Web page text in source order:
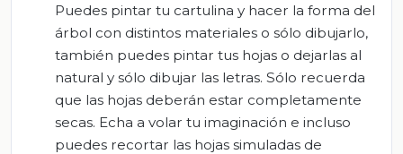
Puedes pintar tu cartulina y hacer la forma del
árbol con distintos materiales o sólo dibujarlo,
también puedes pintar tus hojas o dejarlas al
natural y sólo dibujar las letras. Sólo recuerda
que las hojas deberán estar completamente
secas. Echa a volar tu imaginación e incluso
puedes recortar las hojas simuladas de